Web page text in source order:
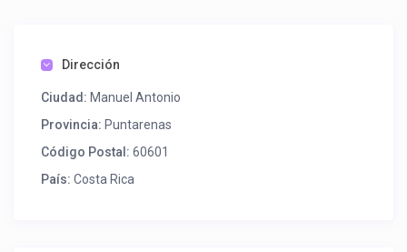
Dirección
Ciudad: Manuel Antonio
Provincia: Puntarenas
Código Postal: 60601
País: Costa Rica